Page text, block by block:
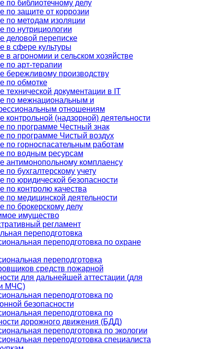
по библиотечному делу
по защите от коррозии
по методам изоляции
по нутрициологии
деловой переписке
в сфере культуры
в агрономии и сельском хозяйстве
по арт-терапии
бережливому производству
по обмотке
технической документации в IT
по межнациональным и
отношениям
контрольной (надзорной) деятельности
по программе Честный знак
по программе Чистый воздух
по горноспасательным работам
по водным ресурсам
антимонопольному комплаенсу
по бухгалтерскому учету
по юридической безопасности
по контролю качества
по медицинской деятельности
по брокерскому делу
имущество
регламент
переподготовка
переподготовка по охране
переподготовка
средств пожарной
для дальнейшей аттестации (для
МЧС)
переподготовка по
безопасности
переподготовка по
дорожного движения (БДД)
переподготовка по экологии
переподготовка специалиста